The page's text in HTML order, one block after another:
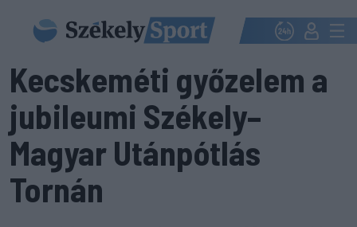
Kecskeméti győzelem a
jubileumi Székely–
Magyar Utánpótlás
Tornán